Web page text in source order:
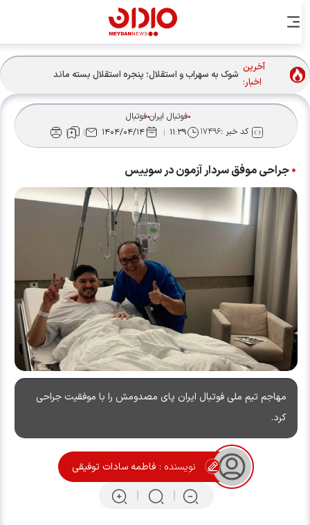
آخرین
اخبار:
شوک به سهراب و استقلال؛ پنجره استقلال بسته ماند
فوتبال ایرانفوتبال
کد خبر :۱۷۴۹۶ ۱۱:۳۹ ۱۴۰۴/۰۴/۱۴
جراحی موفق سردار آزمون در سوییس
مهاجم تیم ملی فوتبال ایران پای مصدومش را با موفقیت جراحی
کرد.
نویسنده : فاطمه سادات توفیقی